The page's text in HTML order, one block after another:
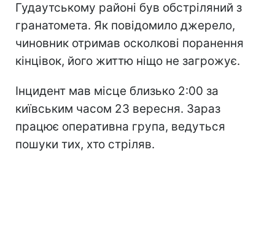
Гудаутському районі був обстріляний з
гранатомета. Як повідомило джерело,
чиновник отримав осколкові поранення
кінцівок, його життю ніщо не загрожує.
Інцидент мав місце близько 2:00 за
київським часом 23 вересня. Зараз
працює оперативна група, ведуться
пошуки тих, хто стріляв.